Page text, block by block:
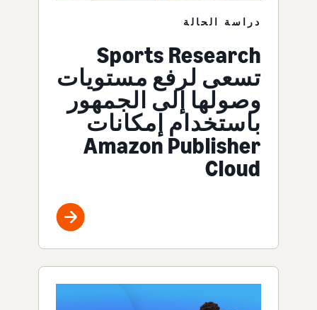
دراسة الحالة
Sports Research
تسعى لرفع مستويات
وصولها إلى الجمهور
باستخدام إمكانات
Amazon Publisher
Cloud